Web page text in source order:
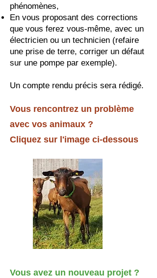
phénomènes,
En vous proposant des corrections
que vous ferez vous-même, avec un
électricien ou un technicien (refaire
une prise de terre, corriger un défaut
sur une pompe par exemple).
Un compte rendu précis sera rédigé.
Vous rencontrez un problème
avec vos animaux ?
Cliquez sur l'image ci-dessous
Vous avez un nouveau projet ?